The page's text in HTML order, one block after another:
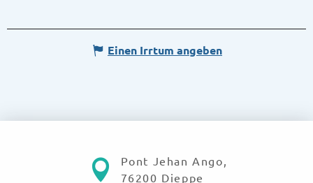
Einen Irrtum angeben
Pont Jehan Ango,
76200 Dieppe